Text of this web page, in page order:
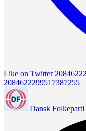
Like on Twitter
2084622299517387255
Dansk Folkeparti